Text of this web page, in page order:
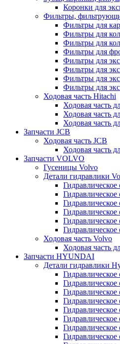
Коронки для
Фильтры,
Фильтры для
Фильтры для
Фильтры для
Фильтры для
Фильтры для
Фильтры для
Фильтры для
Фильтры для
Ходовая часть Hitachi
Ходовая часть
Ходовая часть
Ходовая часть
Запчасти JCB
Ходовая часть JCB
Ходовая часть
Запчасти VOLVO
Гусеницы Volvo
Детали гидравлики
Ходовая часть Volvo
Ходовая часть
Запчасти HYUNDAI
Детали гидравлики